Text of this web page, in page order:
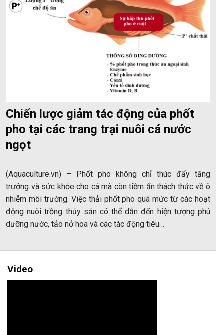
Chiến lược giảm tác động của phốt
pho tại các trang trại nuôi cá nước
ngọt
(Aquaculture.vn) – Phốt pho không chỉ thúc đẩy tăng
trưởng và sức khỏe cho cá mà còn tiềm ẩn thách thức về ô
nhiễm môi trường. Việc thải phốt pho quá mức từ các hoạt
động nuôi trồng thủy sản có thể dẫn đến hiện tượng phú
dưỡng nước, tảo nở hoa và các tác động tiêu…
Video